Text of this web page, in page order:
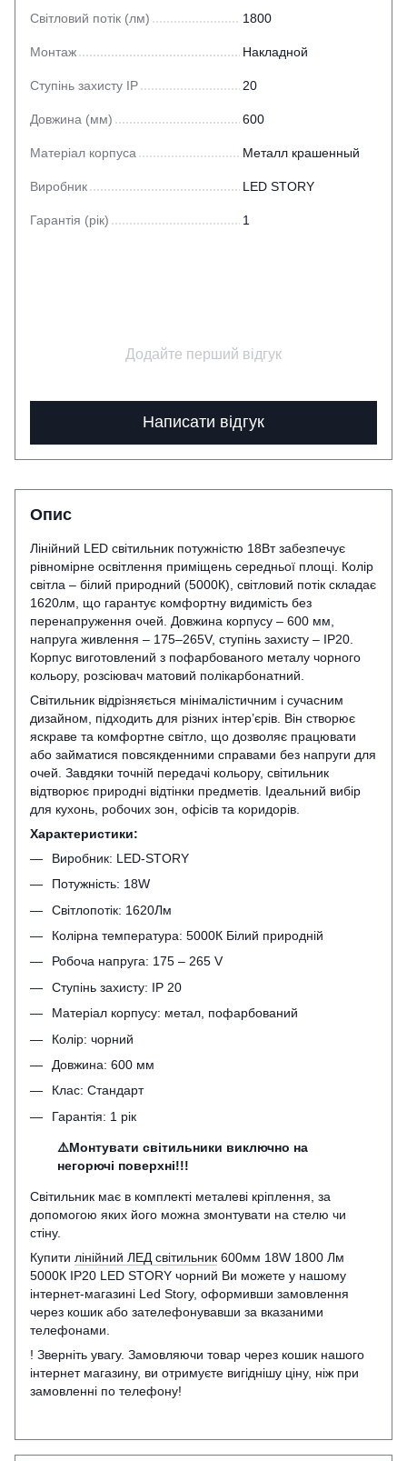
Світловий потік (лм) 1800
Монтаж Накладной
Ступінь захисту IP 20
Довжина (мм) 600
Матеріал корпуса Металл крашенный
Виробник LED STORY
Гарантія (рік) 1
Додайте перший відгук
Написати відгук
Опис
Лінійний LED світильник потужністю 18Вт забезпечує
рівномірне освітлення приміщень середньої площі. Колір
світла – білий природний (5000К), світловий потік складає
1620лм, що гарантує комфортну видимість без
перенапруження очей. Довжина корпусу – 600 мм,
напруга живлення – 175–265V, ступінь захисту – IP20.
Корпус виготовлений з пофарбованого металу чорного
кольору, розсіювач матовий полікарбонатний.
Світильник відрізняється мінімалістичним і сучасним
дизайном, підходить для різних інтер’єрів. Він створює
яскраве та комфортне світло, що дозволяє працювати
або займатися повсякденними справами без напруги для
очей. Завдяки точній передачі кольору, світильник
відтворює природні відтінки предметів. Ідеальний вибір
для кухонь, робочих зон, офісів та коридорів.
Характеристики:
Виробник: LED-STORY
Потужність: 18W
Світлопотік: 1620Лм
Колірна температура: 5000К Білий природній
Робоча напруга: 175 – 265 V
Ступінь захисту: IP 20
Матеріал корпусу: метал, пофарбований
Колір: чорний
Довжина: 600 мм
Клас: Стандарт
Гарантія: 1 рік
⚠️Монтувати світильники виключно на
негорючі поверхні!!!
Світильник має в комплекті металеві кріплення, за
допомогою яких його можна змонтувати на стелю чи
стіну.
Купити лінійний ЛЕД світильник 600мм 18W 1800 Лм
5000К IP20 LED STORY чорний Ви можете у нашому
інтернет-магазині Led Story, оформивши замовлення
через кошик або зателефонувавши за вказаними
телефонами.
! Зверніть увагу. Замовляючи товар через кошик нашого
інтернет магазину, ви отримуєте вигіднішу ціну, ніж при
замовленні по телефону!